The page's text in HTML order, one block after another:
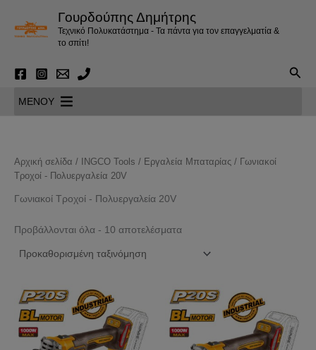
περιεχόμενο
Γουρδούπης Δημήτρης
Τεχνικό Πολυκατάστημα - Τα πάντα για τον επαγγελματία &
το σπίτι!
MENOY
Αρχική σελίδα / INGCO Tools / Εργαλεία Μπαταρίας / Γωνιακοί
Τροχοί - Πολυεργαλεία 20V
Γωνιακοί Τροχοί - Πολυεργαλεία 20V
Προβάλλονται όλα - 10 αποτελέσματα